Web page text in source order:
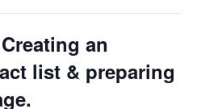
an
list & preparing